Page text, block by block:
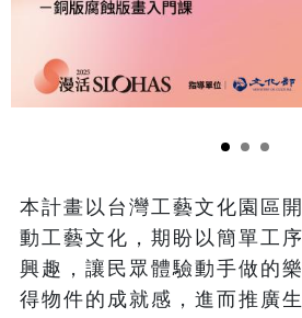
本計畫以台灣工藝文化園區
動工藝文化，期盼以簡單工
興趣，讓民眾體驗動手做的
得物件的成就感，進而推廣